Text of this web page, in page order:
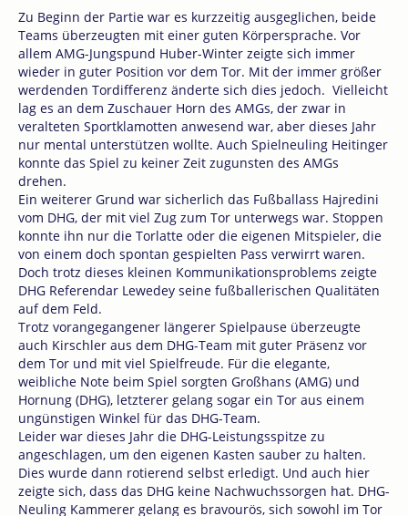
Zu Beginn der Partie war es kurzzeitig ausgeglichen, beide
Teams überzeugten mit einer guten Körpersprache. Vor
allem AMG-Jungspund Huber-Winter zeigte sich immer
wieder in guter Position vor dem Tor. Mit der immer größer
werdenden Tordifferenz änderte sich dies jedoch. Vielleicht
lag es an dem Zuschauer Horn des AMGs, der zwar in
veralteten Sportklamotten anwesend war, aber dieses Jahr
nur mental unterstützen wollte. Auch Spielneuling Heitinger
konnte das Spiel zu keiner Zeit zugunsten des AMGs
drehen.
Ein weiterer Grund war sicherlich das Fußballass Hajredini
vom DHG, der mit viel Zug zum Tor unterwegs war. Stoppen
konnte ihn nur die Torlatte oder die eigenen Mitspieler, die
von einem doch spontan gespielten Pass verwirrt waren.
Doch trotz dieses kleinen Kommunikationsproblems zeigte
DHG Referendar Lewedey seine fußballerischen Qualitäten
auf dem Feld.
Trotz vorangegangener längerer Spielpause überzeugte
auch Kirschler aus dem DHG-Team mit guter Präsenz vor
dem Tor und mit viel Spielfreude. Für die elegante,
weibliche Note beim Spiel sorgten Großhans (AMG) und
Hornung (DHG), letzterer gelang sogar ein Tor aus einem
ungünstigen Winkel für das DHG-Team.
Leider war dieses Jahr die DHG-Leistungsspitze zu
angeschlagen, um den eigenen Kasten sauber zu halten.
Dies wurde dann rotierend selbst erledigt. Und auch hier
zeigte sich, dass das DHG keine Nachwuchssorgen hat. DHG-
Neuling Kammerer gelang es bravourös, sich sowohl im Tor